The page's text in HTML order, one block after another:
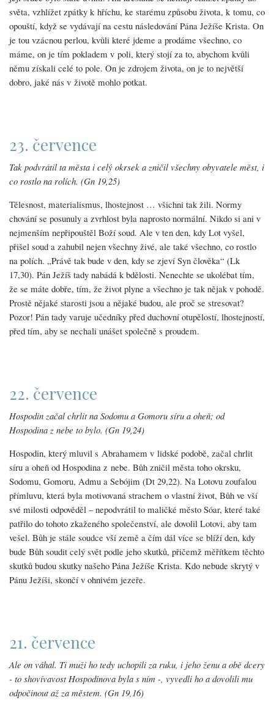
světa, vzhlížet zpátky k hříchu, ke starému způsobu života, k tomu, co
opouští, když se vydávají na cestu následování Pána Ježíše Krista. On
je tou vzácnou perlou, kvůli které jdeme a prodáme všechno, co
máme, on je tím pokladem v poli, který stojí za to, abychom kvůli
němu získali celé to pole. On je zdrojem života, on je to největší
dobro, jaké nás v životě mohlo potkat.
23. července
Tak podvrátil ta města i celý okrsek a zničil všechny obyvatele měst, i
co rostlo na rolích. (Gn 19,25)
Tělesnost, materialismus, lhostejnost … všichni tak žili. Normy
chování se posunuly a zvrhlost byla naprosto normální. Nikdo si ani v
nejmenším nepřipouštěl Boží soud. Ale v ten den, kdy Lot vyšel,
přišel soud a zahubil nejen všechny živé, ale také všechno, co rostlo
na polích. „Právě tak bude v den, kdy se zjeví Syn člověka“ (Lk
17,30). Pán Ježíš tady nabádá k bdělosti. Nenechte se ukolébat tím,
že se máte dobře, tím, že život plyne a všechno je tak nějak v pohodě.
Prostě nějaké starosti jsou a nějaké budou, ale proč se stresovat?
Pozor! Pán tady varuje učedníky před duchovní otupělostí, lhostejností,
před tím, aby se nechali unášet společně s proudem.
22. července
Hospodin začal chrlit na Sodomu a Gomoru síru a oheň; od
Hospodina z nebe to bylo. (Gn 19,24)
Hospodin, který mluvil s Abrahamem v lidské podobě, začal chrlit
síru a oheň od Hospodina z nebe. Bůh zničil města toho okrsku,
Sodomu, Gomoru, Admu a Sebójim (Dt 29,22). Na Lotovu zoufalou
přímluvu, která byla motivovaná strachem o vlastní život, Bůh ve vší
své milosti odpověděl – nepodvrátil to maličké město Sóar, které také
patřilo do tohoto zkaženého společenství, ale dovolil Lotovi, aby tam
vešel. Bůh je stále soudce vší země a čím dál více se blíží den, kdy
bude Bůh soudit celý svět podle jeho skutků, přičemž měřítkem těchto
skutků budou skutky našeho Pána Ježíše Krista. Kdo nebude skrytý v
Pánu Ježíši, skončí v ohnivém jezeře.
21. července
Ale on váhal. Ti muži ho tedy uchopili za ruku, i jeho ženu a obě dcery
- to shovívavost Hospodinova byla s ním -, vyvedli ho a dovolili mu
odpočinout až za městem. (Gn 19,16)